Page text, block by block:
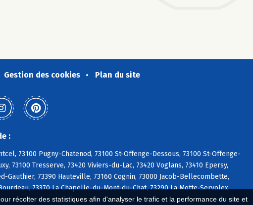
récolter des statistiques afin d'analyser le trafic et la performance du site et
Gestion des cookies Plan du site
:
73100 Pugny-Chatenod, 73100 St-Offenge-Dessous, 73100 St-Offenge-
73100 Tresserve, 73420 Viviers-du-Lac, 73420 Voglans, 73410 Epersy,
Gauthier, 73390 Hauteville, 73160 Cognin, 73000 Jacob-Bellecombette,
73370 La Chapelle-du-Mont-du-Chat, 73290 La Motte-Servolex,